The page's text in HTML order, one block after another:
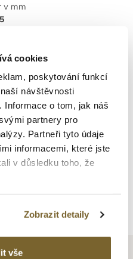
cookies
poskytování funkcí
návštěvnosti
o tom, jak náš
partnery pro
Partneři tyto údaje
informacemi, které jste
v důsledku toho, že
Zobrazit detaily
vše
v mm
v m
výpis